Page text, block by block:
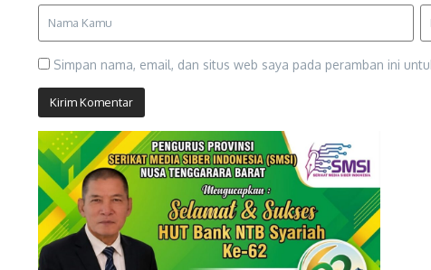
Simpan nama, email, dan situs web saya pada peramban ini